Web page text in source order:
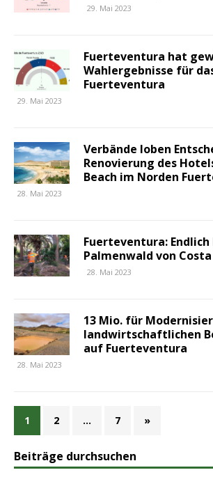
29. Mai 2023
Fuerteventura hat
Wahlergebnisse für
Fuerteventura
29. Mai 2023
Verbände loben
Renovierung des
Beach im Norden
28. Mai 2023
Fuerteventura:
Palmenwald von
28. Mai 2023
13 Mio. für
landwirtschaftlichen
auf Fuerteventura
28. Mai 2023
1 2 … 7 »
Beiträge durchsuchen